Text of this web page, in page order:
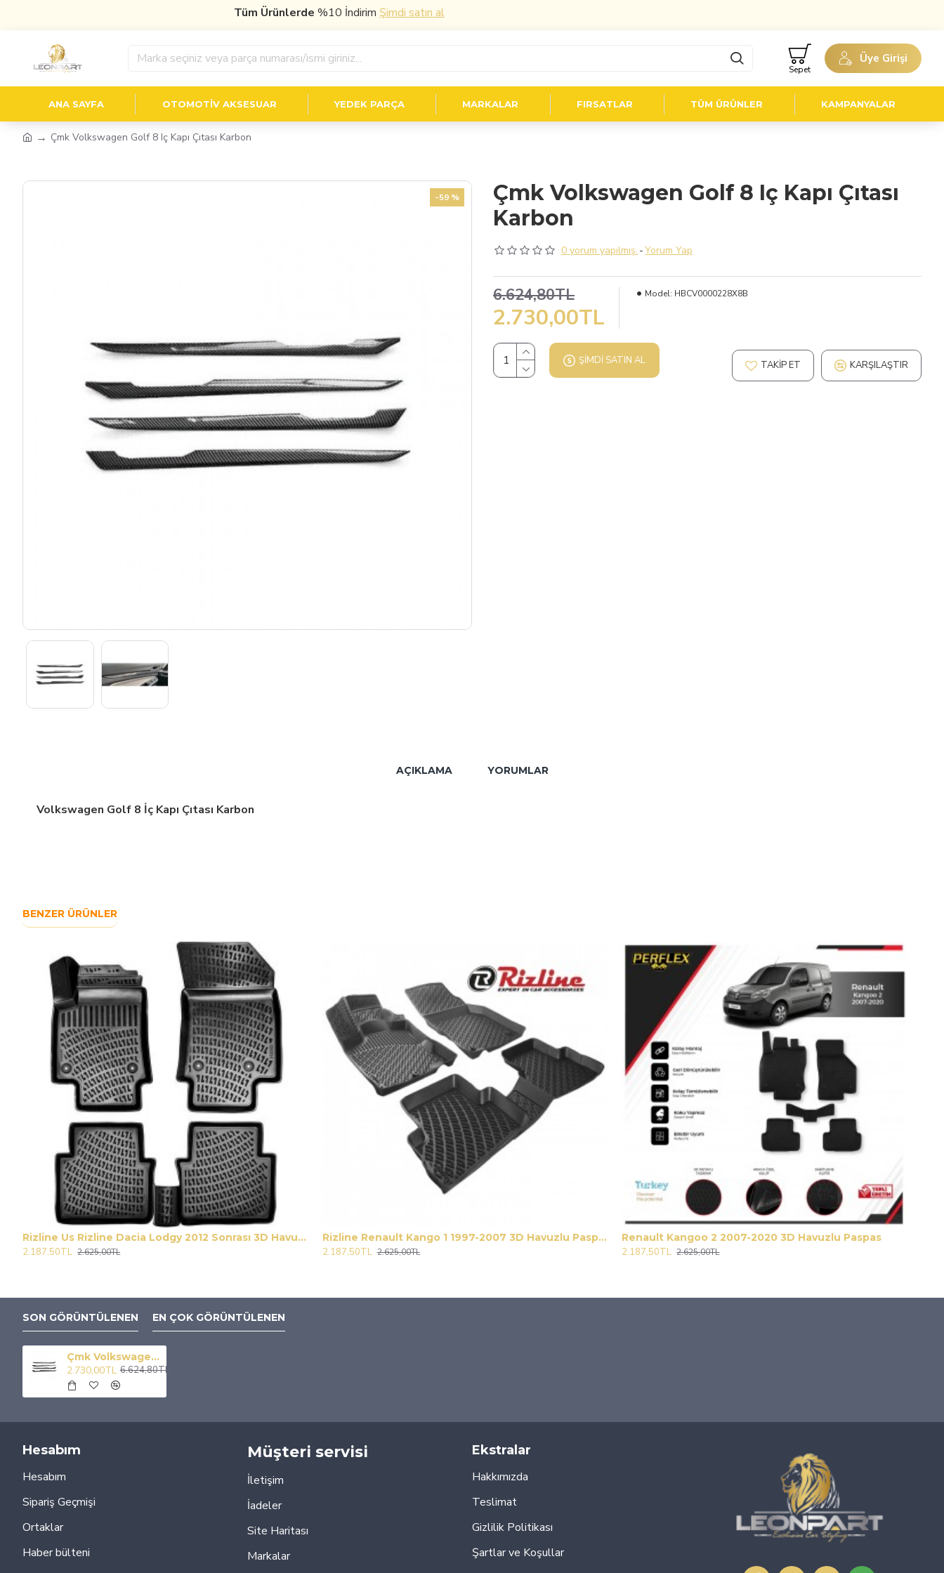
Tüm Ürünlerde%10 İndirimŞimdi satın al
Üye Girişi
Sepet
ANA SAYFA OTOMOTIV AKSESUAR YEDEK PARÇA MARKALAR FIRSATLAR TÜM ÜRÜNLER KAMPANYALAR
Çmk Volkswagen Golf 8 Iç Kapı Çıtası Karbon
-59 %
Çmk Volkswagen Golf 8 Iç Kapı Çıtası
Karbon
0 yorum yapılmış. -Yorum Yap
2.730,00TL
6.624,80TL Model: HBCV0000228X8B
ŞIMDI SATIN AL TAKIP ET KARŞILAŞTIR
AÇIKLAMA YORUMLAR
Volkswagen Golf 8 İç Kapı Çıtası Karbon
BENZER ÜRÜNLER
Rizline Us Rizline Dacia Lodgy 2012 Sonrası 3D Havuzlu Paspas
2.187,50TL 2.625,00TL
Rizline Renault Kango 1 1997-2007 3D Havuzlu Paspas N11.29163
2.187,50TL 2.625,00TL
Renault Kangoo 2 2007-2020 3D Havuzlu Paspas
2.187,50TL 2.625,00TL
SON GÖRÜNTÜLENEN EN ÇOK GÖRÜNTÜLENEN
Çmk Volkswagen Golf 8 Iç Kapı Çıtası Karbon
2.730,00TL 6.624,80TL
Hesabım
Hesabım
Sipariş Geçmişi
Ortaklar
Haber bülteni
Müşteri servisi
İletişim
İadeler
Site Haritası
Markalar
Ekstralar
Hakkımızda
Teslimat
Gizlilik Politikası
Şartlar ve Koşullar